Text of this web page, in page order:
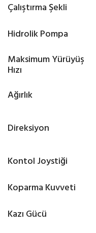
Çalıştırma Şekli
Hidrolik Pompa
Maksimum Yürüyüş
Hızı
Ağırlık
Direksiyon
Kontol Joystiği
Koparma Kuvveti
Kazı Gücü